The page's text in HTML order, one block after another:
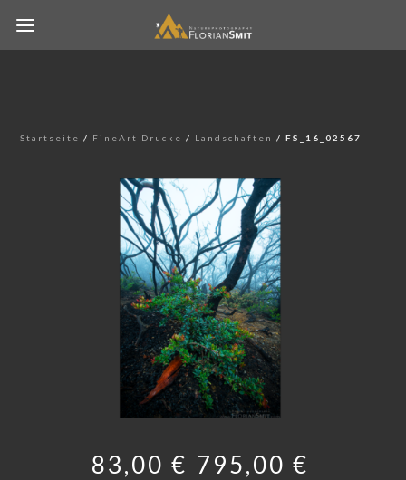
Startseite / FineArt Drucke / Landschaften / FS_16_02567
83,00€ –795,00 €